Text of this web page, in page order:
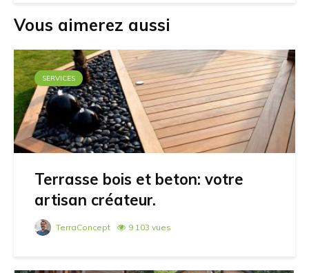
Vous aimerez aussi
SERVICES
Terrasse bois et beton: votre
artisan créateur.
TerraConcept 9 103 vues